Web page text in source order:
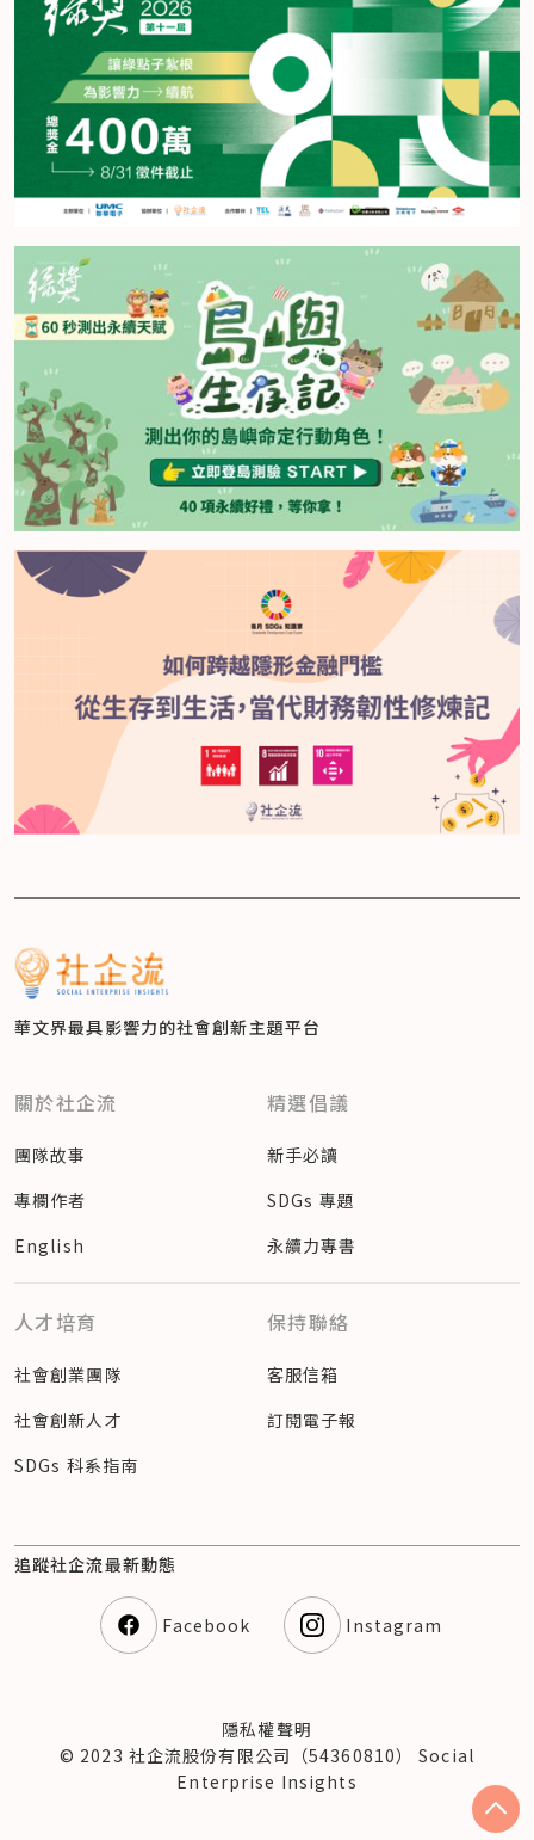
華文界最具影響力的社會創新主題平台
關於社企流
團隊故事
專欄作者
English
精選倡議
新手必讀
SDGs 專題
永續力專書
人才培育
社會創業團隊
社會創新人才
SDGs 科系指南
保持聯絡
客服信箱
訂閱電子報
追蹤社企流最新動態
Facebook Instagram
隱私權聲明
© 2023 社企流股份有限公司（54360810） Social
Enterprise Insights